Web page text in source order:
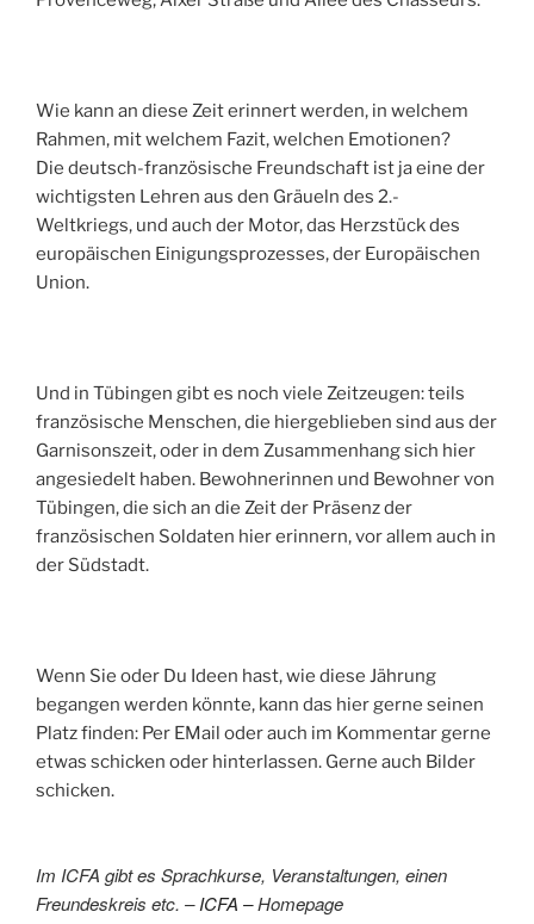
Wie kann an diese Zeit erinnert werden, in welchem
Rahmen, mit welchem Fazit, welchen Emotionen?
Die deutsch-französische Freundschaft ist ja eine der
wichtigsten Lehren aus den Gräueln des 2.-
Weltkriegs, und auch der Motor, das Herzstück des
europäischen Einigungsprozesses, der Europäischen
Union.
Und in Tübingen gibt es noch viele Zeitzeugen: teils
französische Menschen, die hiergeblieben sind aus der
Garnisonszeit, oder in dem Zusammenhang sich hier
angesiedelt haben. Bewohnerinnen und Bewohner von
Tübingen, die sich an die Zeit der Präsenz der
französischen Soldaten hier erinnern, vor allem auch in
der Südstadt.
Wenn Sie oder Du Ideen hast, wie diese Jährung
begangen werden könnte, kann das hier gerne seinen
Platz finden: Per EMail oder auch im Kommentar gerne
etwas schicken oder hinterlassen. Gerne auch Bilder
schicken.
Im ICFA gibt es Sprachkurse, Veranstaltungen, einen
Freundeskreis etc. –ICFA –Homepage